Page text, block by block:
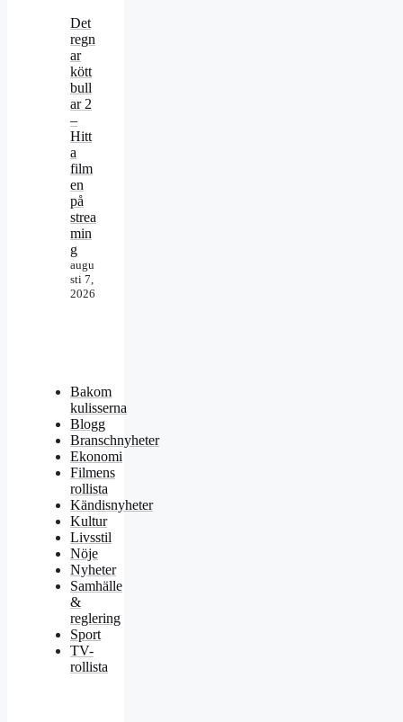
Det
regn
ar
kött
bull
ar 2
–
Hitt
a
film
en
på
strea
min
g
augu
sti 7,
2026
Bakom
kulisserna
Blogg
Branschnyheter
Ekonomi
Filmens
rollista
Kändisnyheter
Kultur
Livsstil
Nöje
Nyheter
Samhälle
&
reglering
Sport
TV-
rollista